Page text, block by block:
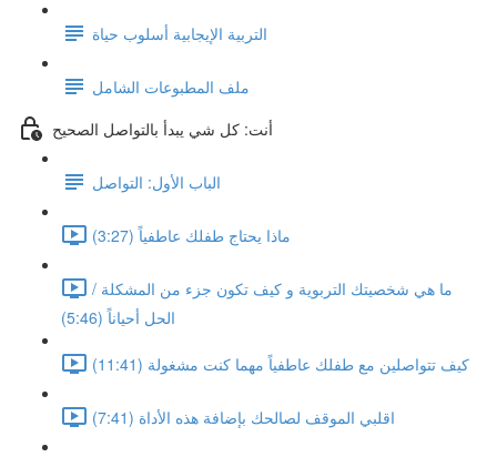
التربية الإيجابية أسلوب حياة
ملف المطبوعات الشامل
أنت: كل شي يبدأ بالتواصل الصحيح
الباب الأول: التواصل
ماذا يحتاج طفلك عاطفياً (3:27)
ما هي شخصيتك التربوية و كيف تكون جزء من المشكلة /
الحل أحياناً (5:46)
كيف تتواصلين مع طفلك عاطفياً مهما كنت مشغولة (11:41)
اقلبي الموقف لصالحك بإضافة هذه الأداة (7:41)